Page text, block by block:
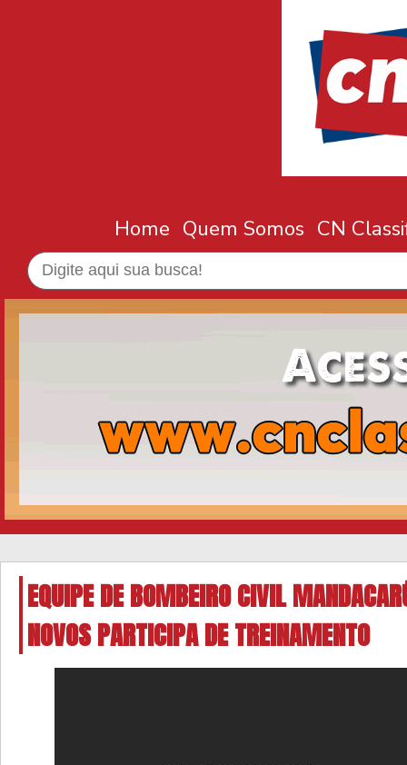
Home Quem Somos CN
EQUIPE DE BOMBEIRO CIVIL
NOVOS PARTICIPA DE TREINAMENTO